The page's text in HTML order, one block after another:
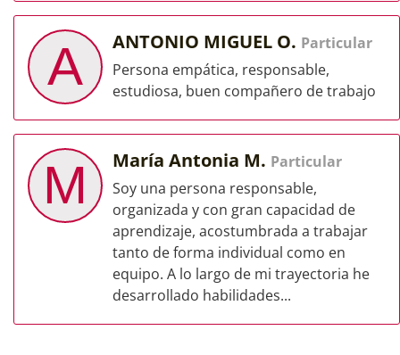
A ANTONIO MIGUEL O. Particular
Persona empática, responsable,
estudiosa, buen compañero de trabajo
M María Antonia M. Particular
Soy una persona responsable,
organizada y con gran capacidad de
aprendizaje, acostumbrada a trabajar
tanto de forma individual como en
equipo. A lo largo de mi trayectoria he
desarrollado habilidades...